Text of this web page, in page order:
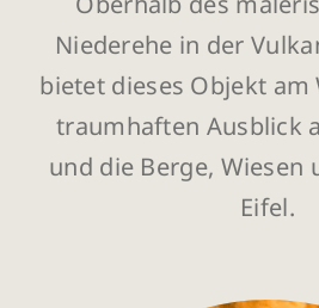
Niederehe in der
bietet dieses Objekt am
traumhaften Ausblick
und die Berge, Wiesen
Eifel.